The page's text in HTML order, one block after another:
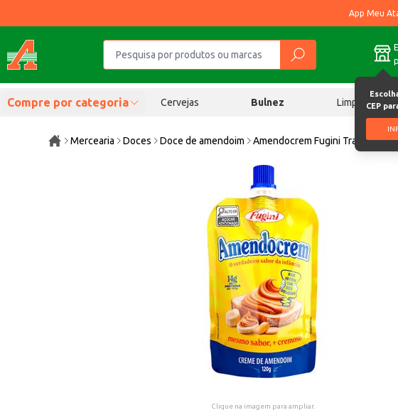
App Meu
CEP
Compre por categoria Cervejas Bulnez Limpeza
Mercearia Doces Doce de amendoim Amendocrem Fugini Tradicional
Clique na imagem para ampliar.